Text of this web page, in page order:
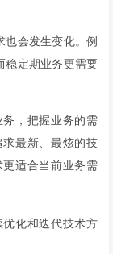
也会发生变化。例
稳定期业务更需要
，把握业务的需
最新、最炫的技
适合当前业务需
化和迭代技术方